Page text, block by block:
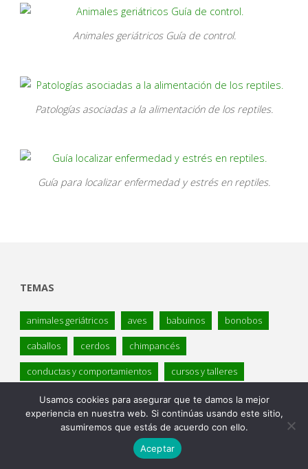
Animales geriátricos Guía de control.
Patologías asociadas a la alimentación de los reptiles.
Guía para localizar enfermedad y estrés en reptiles.
TEMAS
animales geriátricos aves babuinos bonobos
caballos cerdos chimpancés
conductas y comportamientos cursos y talleres
delfines denuncia destacado elefantes
enfermedad enriquecimiento aves
enriquecimiento mamíferos Enriquecimiento mascotas
Usamos cookies para asegurar que te damos la mejor
experiencia en nuestra web. Si continúas usando este sitio,
asumiremos que estás de acuerdo con ello.
Aceptar